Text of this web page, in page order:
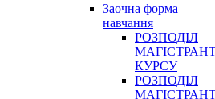
Заочна форма
навчання
РОЗПОДІЛ
КУРСУ
РОЗПОДІЛ